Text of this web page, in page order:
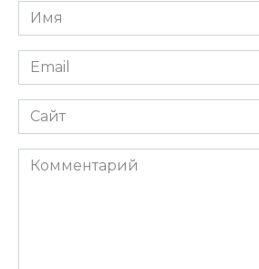
Имя
*
Email
*
Сайт
Комментарий